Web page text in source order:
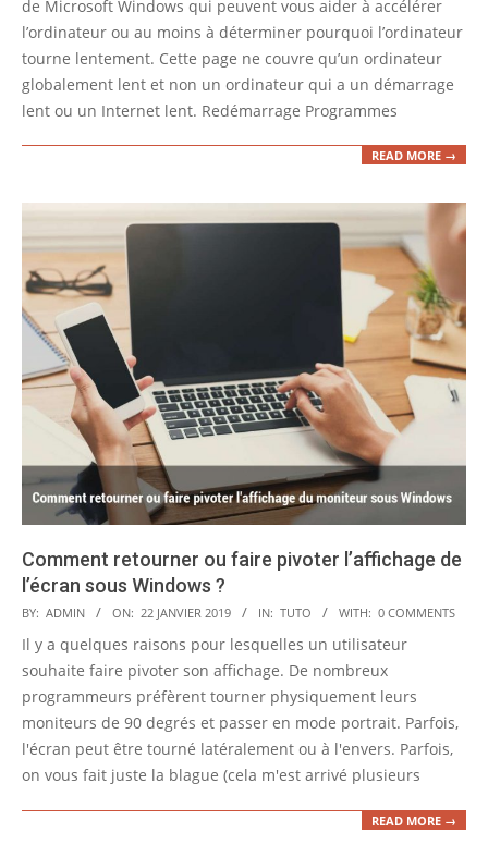
de Microsoft Windows qui peuvent vous aider à accélérer
l’ordinateur ou au moins à déterminer pourquoi l’ordinateur
tourne lentement. Cette page ne couvre qu’un ordinateur
globalement lent et non un ordinateur qui a un démarrage
lent ou un Internet lent. Redémarrage Programmes
READ MORE →
Comment retourner ou faire pivoter l’affichage de
l’écran sous Windows ?
2019-
01-
22
BY: ADMIN ON: 22 JANVIER 2019 IN: TUTO WITH: 0 COMMENTS
Il y a quelques raisons pour lesquelles un utilisateur
souhaite faire pivoter son affichage. De nombreux
programmeurs préfèrent tourner physiquement leurs
moniteurs de 90 degrés et passer en mode portrait. Parfois,
l'écran peut être tourné latéralement ou à l'envers. Parfois,
on vous fait juste la blague (cela m'est arrivé plusieurs
READ MORE →